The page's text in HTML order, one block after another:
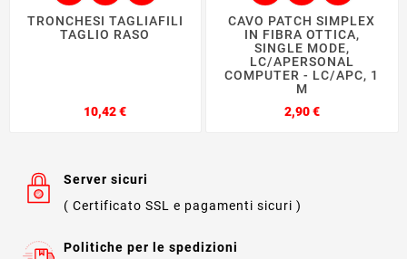
TRONCHESI TAGLIAFILI
TAGLIO RASO
10,42 €Prezzo
CAVO PATCH SIMPLEX
IN FIBRA OTTICA,
SINGLE MODE,
LC/APERSONAL
COMPUTER - LC/APC, 1
M
2,90 €Prezzo
Server sicuri
( Certificato SSL e pagamenti sicuri )
Politiche per le spedizioni